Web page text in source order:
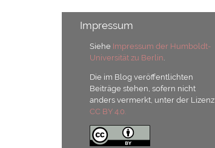
Impressum
Siehe Impressum der Humboldt-
Universität zu Berlin
Die im Blog veröffentlichten
Beiträge stehen, sofern nicht
anders vermerkt, unter der Lizenz
CC BY 4.0.